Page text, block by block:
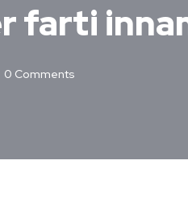
farti
0 Comments